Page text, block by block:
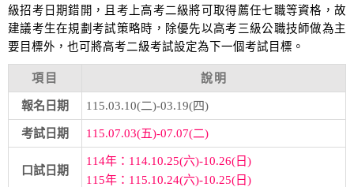
級招考日期錯開，且考上高考二級將可取得薦任七職等資格，故
建議考生在規劃考試策略時，除優先以高考三級公職技師做為主
要目標外，也可將高考二級考試設定為下一個考試目標。
項目 說明
報名日期 115.03.10(二)-03.19(四)
考試日期 115.07.03(五)-07.07(二)
口試日期
114年：114.10.25(六)-10.26(日)
115年：115.10.24(六)-10.25(日)